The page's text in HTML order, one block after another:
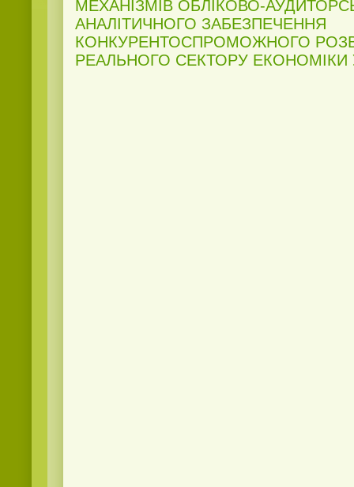
МЕХАНІЗМІВ ОБЛІКОВО-
АНАЛІТИЧНОГО ЗАБЕЗПЕЧЕННЯ
КОНКУРЕНТОСПРОМОЖНОГО
РЕАЛЬНОГО СЕКТОРУ ЕКОНОМІКИ